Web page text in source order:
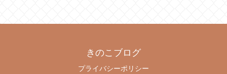
きのこブログ
プライバシーポリシー